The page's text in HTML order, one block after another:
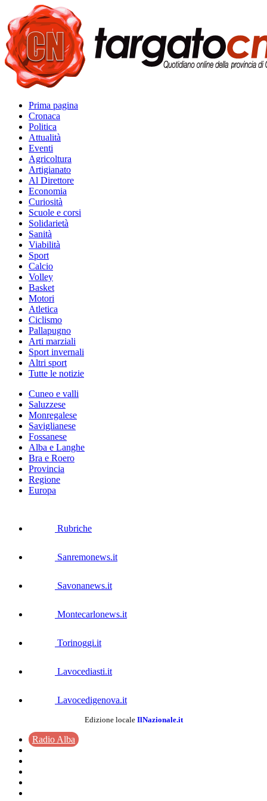
Prima pagina
Cronaca
Politica
Attualità
Eventi
Agricoltura
Artigianato
Al Direttore
Economia
Curiosità
Scuole e corsi
Solidarietà
Sanità
Viabilità
Sport
Calcio
Volley
Basket
Motori
Atletica
Ciclismo
Pallapugno
Arti marziali
Sport invernali
Altri sport
Tutte le notizie
Cuneo e valli
Saluzzese
Monregalese
Saviglianese
Fossanese
Alba e Langhe
Bra e Roero
Provincia
Regione
Europa
Rubriche
Sanremonews.it
Savonanews.it
Montecarlonews.it
Torinoggi.it
Lavocediasti.it
Lavocedigenova.it
Edizione locale IlNazionale.it
Radio Alba